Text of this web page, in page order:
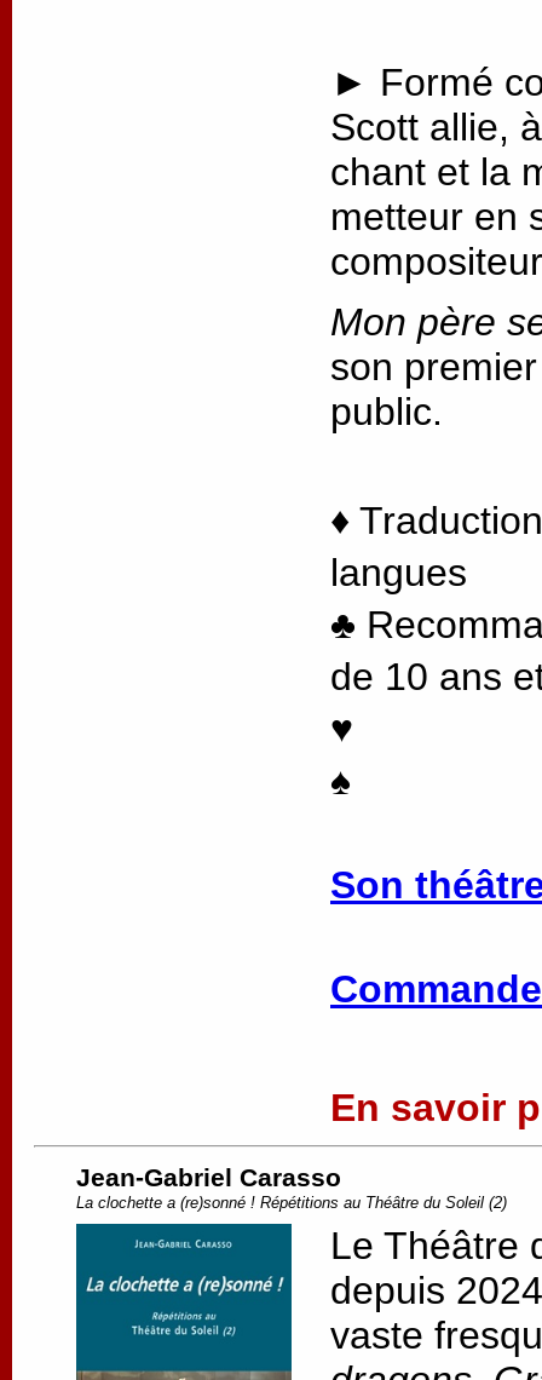
► Formé
Scott allie,
chant et la
metteur en
Mon père
son
public.
♦
langues
♣
de 10 ans
♥
♠
Son
En savoir
Jean-Gabriel Carasso
La clochette a (re)sonné ! Répétitions au Théâtre du Soleil (2)
Le Théâtre
depuis
vaste